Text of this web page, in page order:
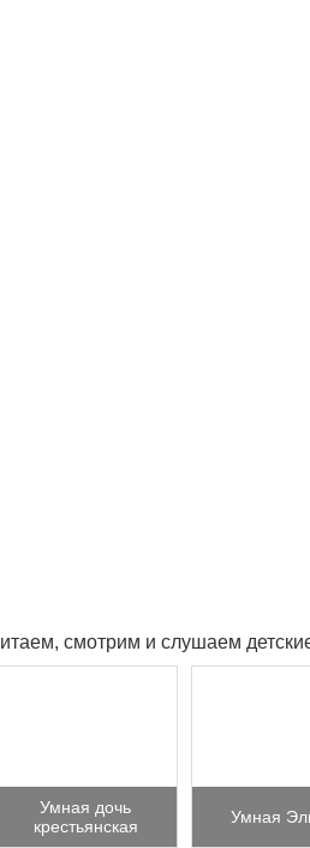
смотрим и слушаем
Умная дочь
крестьянская
Умная